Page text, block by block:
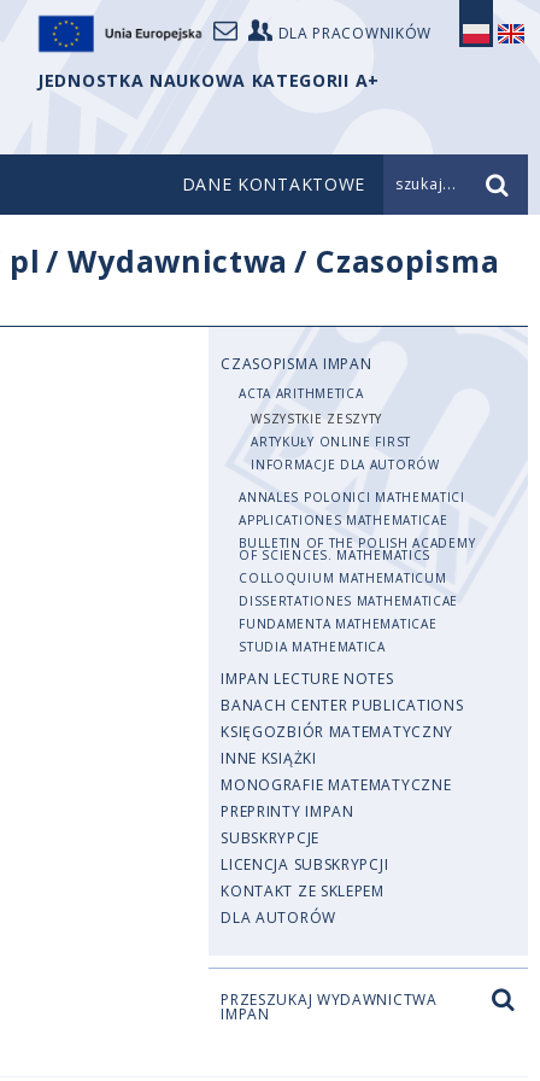
DLA PRACOWNIKÓW
JEDNOSTKA NAUKOWA KATEGORII A+
DANE KONTAKTOWE szukaj...
pl /Wydawnictwa / Czasopisma
CZASOPISMA IMPAN
ACTA ARITHMETICA
WSZYSTKIE ZESZYTY
ARTYKUŁY ONLINE FIRST
INFORMACJE DLA AUTORÓW
ANNALES POLONICI MATHEMATICI
APPLICATIONES MATHEMATICAE
BULLETIN OF THE POLISH ACADEMY
OF SCIENCES. MATHEMATICS
COLLOQUIUM MATHEMATICUM
DISSERTATIONES MATHEMATICAE
FUNDAMENTA MATHEMATICAE
STUDIA MATHEMATICA
IMPAN LECTURE NOTES
BANACH CENTER PUBLICATIONS
KSIĘGOZBIÓR MATEMATYCZNY
INNE KSIĄŻKI
MONOGRAFIE MATEMATYCZNE
PREPRINTY IMPAN
SUBSKRYPCJE
LICENCJA SUBSKRYPCJI
KONTAKT ZE SKLEPEM
DLA AUTORÓW
PRZESZUKAJ WYDAWNICTWA
IMPAN